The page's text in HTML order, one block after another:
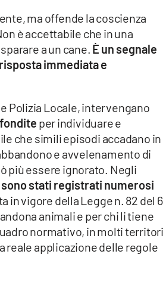
ma offende la coscienza
è accettabile che in una
a un cane. È un segnale
immediata e
Polizia Locale, intervengano
per individuare e
che simili episodi accadano in
e avvelenamento di
più essere ignorato. Negli
sono stati registrati numerosi
in vigore della Legge n. 82 del 6
animali e per chi li tiene
normativo, in molti territori
reale applicazione delle regole